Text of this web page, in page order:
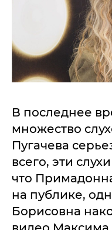
В последнее
множество
Пугачева
всего, эти
что
на публике,
Борисовна